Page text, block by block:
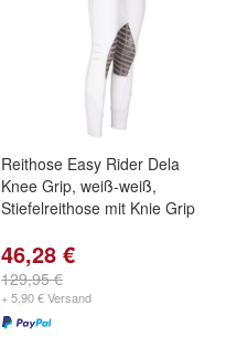
Reithose Easy Rider Dela
Knee Grip, weiß-weiß,
Stiefelreithose mit Knie Grip
46,28 €
129,95 €
+ 5,90 € Versand